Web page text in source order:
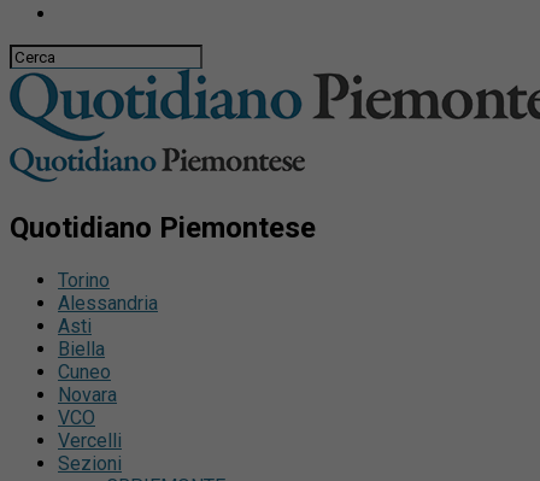
Quotidiano Piemontese
Torino
Alessandria
Asti
Biella
Cuneo
Novara
VCO
Vercelli
Sezioni